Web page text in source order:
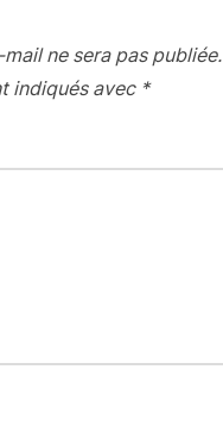
ne sera pas publiée.
indiqués avec *